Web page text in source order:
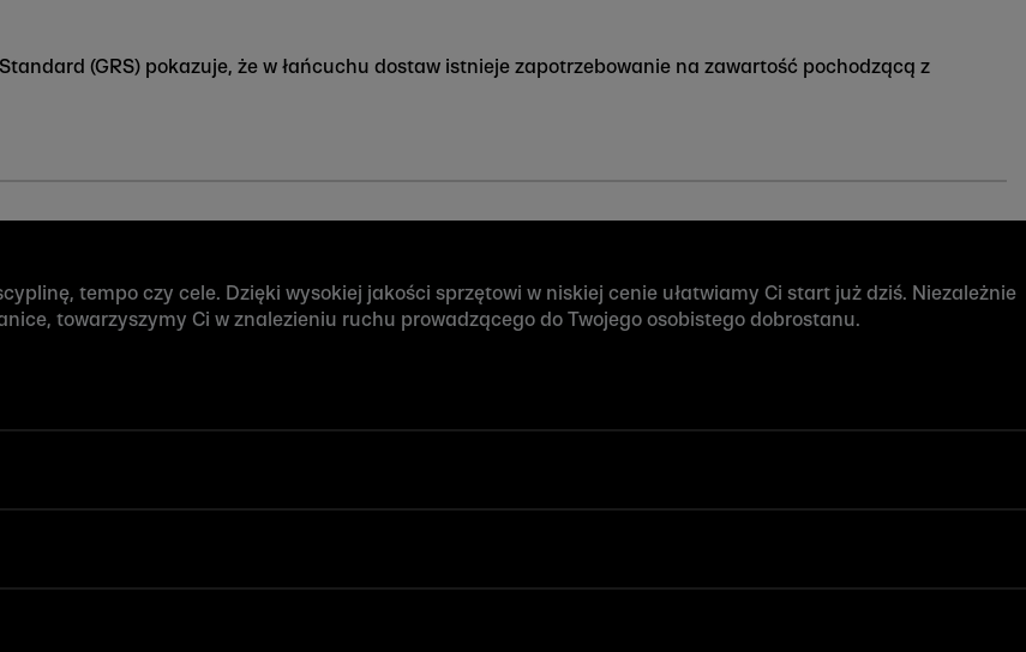
(GRS) pokazuje, że w łańcuchu dostaw istnieje zapotrzebowanie na zawartość pochodzącą z
tempo czy cele. Dzięki wysokiej jakości sprzętowi w niskiej cenie ułatwiamy Ci start już dziś. Niezależnie
towarzyszymy Ci w znalezieniu ruchu prowadzącego do Twojego osobistego dobrostanu.